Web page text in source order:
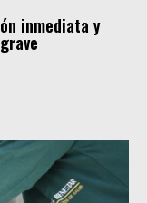
inmediata y